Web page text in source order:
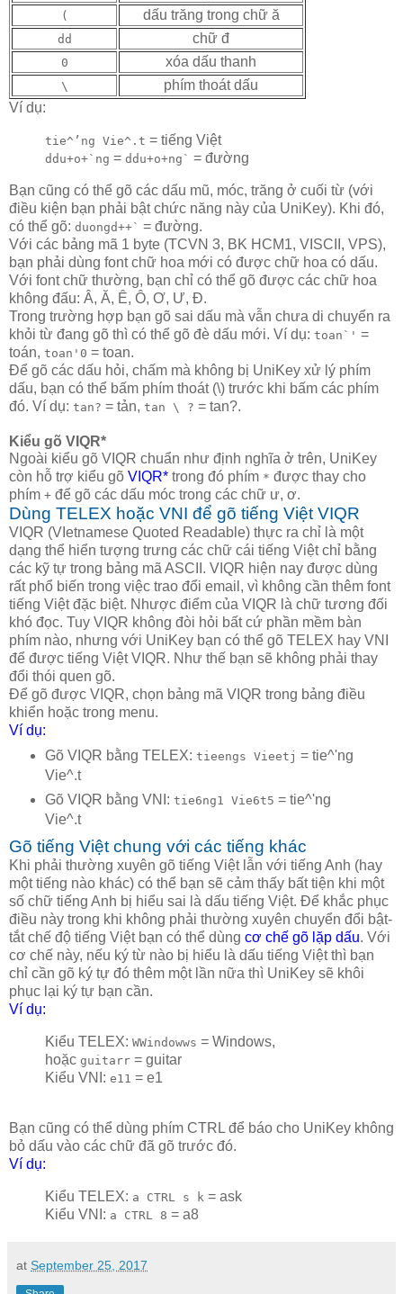
( dấu trăng trong chữ ă
dd chữ đ
0 xóa dấu thanh
\
phím thoát dấu
Ví dụ:
tie^’ng Vie^.t = tiếng Việt
ddu+o+`ng = ddu+o+ng` = đường
Bạn cũng có thể gõ các dấu mũ, móc, trăng ở cuối từ (với
điều kiện bạn phải bật chức năng này của UniKey). Khi đó,
có thể gõ: duongd++` = đường.
Với các bảng mã 1 byte (TCVN 3, BK HCM1, VISCII, VPS),
bạn phải dùng font chữ hoa mới có được chữ hoa có dấu.
Với font chữ thường, bạn chỉ có thể gõ được các chữ hoa
không đấu: Â, Ă, Ê, Ô, Ơ, Ư, Đ.
Trong trường hợp bạn gõ sai dấu mà vẫn chưa di chuyển ra
khỏi từ đang gõ thì có thể gõ đè dấu mới. Ví dụ: toan`' =
toán, toan'0 = toan.
Để gõ các dấu hỏi, chấm mà không bị UniKey xử lý phím
dấu, bạn có thể bấm phím thoát (\) trước khi bấm các phím
đó. Ví dụ: tan? = tản, tan \ ? = tan?.
Kiểu gõ VIQR*
Ngoài kiểu gõ VIQR chuẩn như định nghĩa ở trên, UniKey
còn hỗ trợ kiểu gõ VIQR* trong đó phím * được thay cho
phím + để gõ các dấu móc trong các chữ ư, ơ.
Dùng TELEX hoặc VNI để gõ tiếng Việt VIQR
VIQR (VIetnamese Quoted Readable) thực ra chỉ là một
dạng thể hiển tượng trưng các chữ cái tiếng Việt chỉ bằng
các kỹ tự trong bảng mã ASCII. VIQR hiện nay được dùng
rất phổ biến trong việc trao đổi email, vì không cần thêm font
tiếng Việt đặc biệt. Nhược điểm của VIQR là chữ tương đối
khó đọc. Tuy VIQR không đòi hỏi bất cứ phần mềm bàn
phím nào, nhưng với UniKey bạn có thể gõ TELEX hay VNI
để được tiếng Việt VIQR. Như thế bạn sẽ không phải thay
đổi thói quen gõ.
Để gõ được VIQR, chọn bảng mã VIQR trong bảng điều
khiển hoặc trong menu.
Ví dụ:
Gõ VIQR bằng TELEX: tieengs Vieetj = tie^'ng
Vie^.t
Gõ VIQR bằng VNI: tie6ng1 Vie6t5 = tie^'ng
Vie^.t
Gõ tiếng Việt chung với các tiếng khác
Khi phải thường xuyên gõ tiếng Việt lẫn với tiếng Anh (hay
một tiếng nào khác) có thể bạn sẽ cảm thấy bất tiện khi một
số chữ tiếng Anh bị hiểu sai là dấu tiếng Việt. Để khắc phục
điều này trong khi không phải thường xuyên chuyển đổi bật-
tắt chế độ tiếng Việt bạn có thể dùng cơ chế gõ lặp dấu. Với
cơ chế này, nếu ký từ nào bị hiểu là dấu tiếng Việt thì bạn
chỉ cần gõ ký tự đó thêm một lần nữa thì UniKey sẽ khôi
phục lại ký tự bạn cần.
Ví dụ:
Kiểu TELEX: WWindowws = Windows,
hoặc guitarr = guitar
Kiểu VNI: e11 = e1
Bạn cũng có thể dùng phím CTRL để báo cho UniKey không
bỏ dấu vào các chữ đã gõ trước đó.
Ví dụ:
Kiểu TELEX: a CTRL s k = ask
Kiểu VNI: a CTRL 8 = a8
at September 25, 2017